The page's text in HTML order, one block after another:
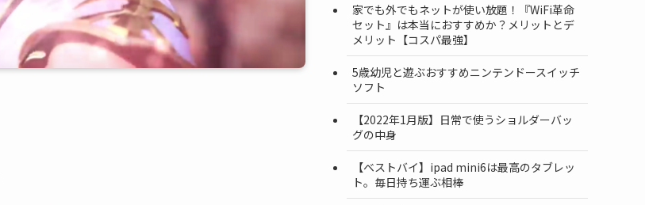
家でも外でもネットが使い放題！『WiFi革命
セット』は本当におすすめか？メリットとデ
メリット【コスパ最強】
5歳幼児と遊ぶおすすめニンテンドースイッチ
ソフト
【2022年1月版】日常で使うショルダーバッ
グの中身
【ベストバイ】ipad mini6は最高のタブレッ
ト。毎日持ち運ぶ相棒